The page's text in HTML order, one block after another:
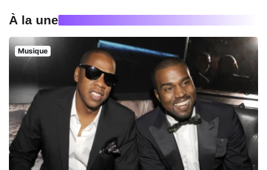
À la une
Musique